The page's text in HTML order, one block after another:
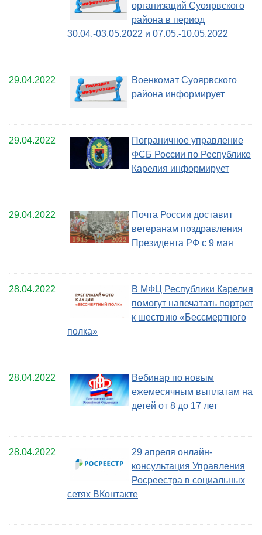
организаций Суоярвского
района в период
30.04.-03.05.2022 и 07.05.-10.05.2022
29.04.2022
Военкомат Суоярвского
района информирует
29.04.2022
Пограничное управление
ФСБ России по Республике
Карелия информирует
29.04.2022
Почта России доставит
ветеранам поздравления
Президента РФ с 9 мая
28.04.2022
В МФЦ Республики Карелия
помогут напечатать портрет
к шествию «Бессмертного
полка»
28.04.2022
Вебинар по новым
ежемесячным выплатам на
детей от 8 до 17 лет
28.04.2022
29 апреля онлайн-
консультация Управления
Росреестра в социальных
сетях ВКонтакте